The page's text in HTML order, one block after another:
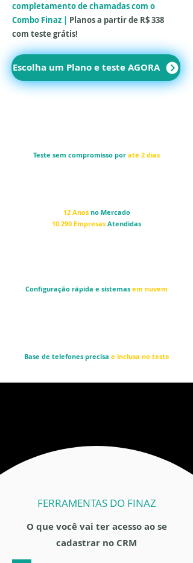
completamento de chamadas com o
Combo Finaz | Planos a partir de R$ 338
com teste grátis!
Escolha um Plano e teste AGORA
Teste sem compromisso por até 2 dias
12 Anosno Mercado
10.290 Empresas Atendidas
Configuração rápida e sistemas em nuvem
Base de telefones precisa e inclusa no teste
FERRAMENTAS DO FINAZ
O que você vai ter acesso ao se
cadastrar no CRM